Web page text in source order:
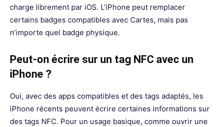
charge librement par iOS. L’iPhone peut remplacer
certains badges compatibles avec Cartes, mais pas
n’importe quel badge physique.
Peut-on écrire sur un tag NFC avec un
iPhone ?
Oui, avec des apps compatibles et des tags adaptés, les
iPhone récents peuvent écrire certaines informations sur
des tags NFC. Pour un usage basique, comme ouvrir une